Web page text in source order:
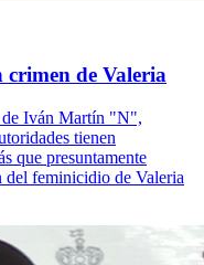
crimen de Valeria
de Iván Martín "N",
tienen
que presuntamente
del feminicidio de Valeria